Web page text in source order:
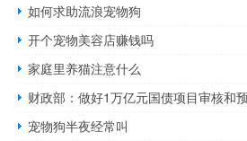
如何求助流浪宠物狗
开个宠物美容店赚钱吗
家庭里养猫注意什么
财政部：做好1万亿元国债项目审核和
宠物狗半夜经常叫